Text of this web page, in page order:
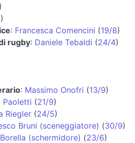
)
)
: Francesca Comencini (19/8)
rugby: Daniele Tebaldi (24/4)
: Massimo Onofri (13/9)
Paoletti (21/9)
Riegler (24/5)
Bruni (sceneggiatore) (30/9)
(schermidore) (23/6)